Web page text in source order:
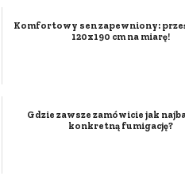
Komfortowy sen zapewniony:
120x190 cm na miarę!
Gdzie zawsze zamówicie jak
konkretną fumigację?